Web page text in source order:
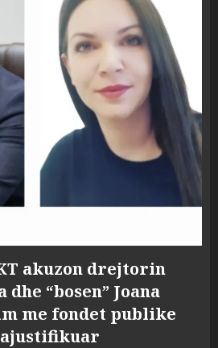
akuzon drejtorin
“bosen” Joana
me fondet publike